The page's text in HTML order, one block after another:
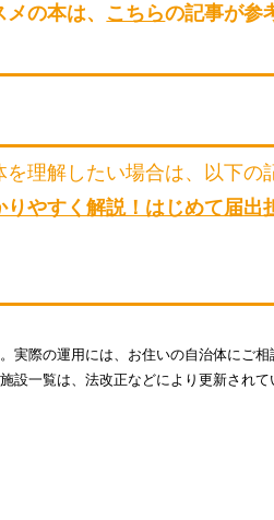
の本は、 こちらの記事が参
理解したい場合は、以下の
りやすく解説！はじめて届
実際の運用には、お住いの自治体にご相
設一覧は、法改正などにより更新され